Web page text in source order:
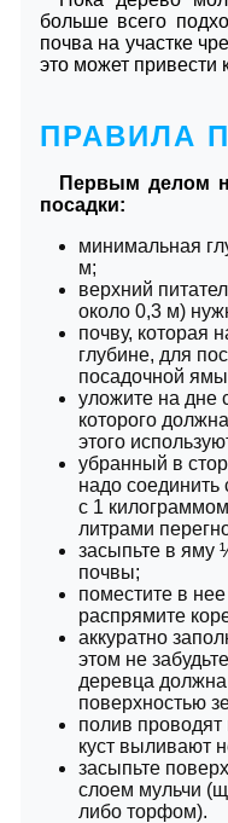
больше всего
почва на участке
это может привести
ПРАВИЛА
Первым делом
посадки:
минимальная
м;
верхний
около 0,3 м)
почву, которая
глубине, для
посадочной
уложите на дне
которого
этого
убранный в
надо соединить
с 1
литрами
засыпьте в яму
почвы;
поместите в
распрямите
аккуратно
этом не
деревца
поверхностью
полив проводят
куст выливают
засыпьте
слоем мульчи
либо торфом).